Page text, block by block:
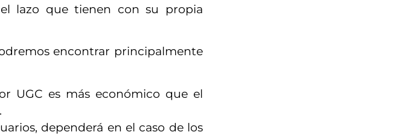
lazo que tienen con su propia
encontrar principalmente
UGC es más económico que el
dependerá en el caso de los